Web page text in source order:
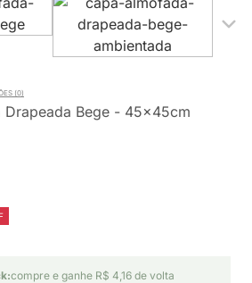
Drapeada Bege - 45x45cm
(0)
compre e ganhe R$ 4,16 de volta